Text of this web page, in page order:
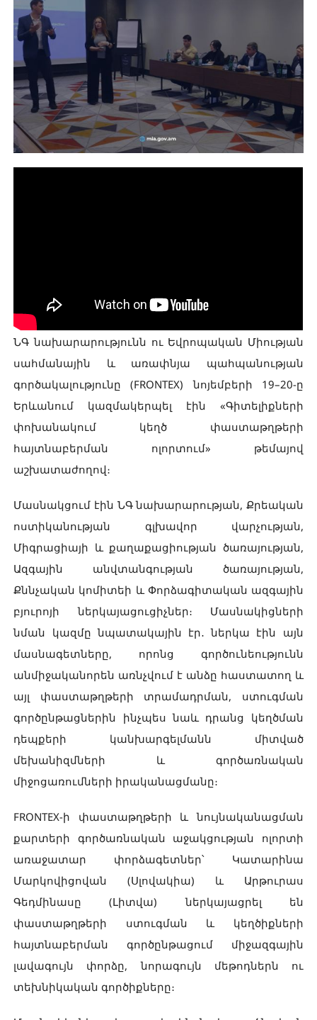
ՆԳ նախարարությունն ու Եվրոպական Միության
սահմանային և առափնյա պահպանության
գործակալությունը (FRONTEX) նոյեմբերի 19–20-ը
Երևանում կազմակերպել էին «Գիտելիքների
փոխանակում կեղծ փաստաթղթերի
հայտնաբերման ոլորտում» թեմայով
աշխատաժողով։
Մասնակցում էին ՆԳ նախարարության, Քրեական
ոստիկանության գլխավոր վարչության,
Միգրացիայի և քաղաքացիության ծառայության,
Ազգային անվտանգության ծառայության,
Քննչական կոմիտեի և Փորձագիտական ազգային
բյուրոյի ներկայացուցիչներ։ Մասնակիցների
նման կազմը նպատակային էր․ ներկա էին այն
մասնագետները, որոնց գործունեությունն
անմիջականորեն առնչվում է անձը հաստատող և
այլ փաստաթղթերի տրամադրման, ստուգման
գործընթացներին ինչպես նաև դրանց կեղծման
դեպքերի կանխարգելմանն միտված
մեխանիզմների և գործառնական
միջոցառումների իրականացմանը։
FRONTEX-ի փաստաթղթերի և նույնականացման
քարտերի գործառնական աջակցության ոլորտի
առաջատար փորձագետներ՝ Կատարինա
Մարկովիցովան (Սլովակիա) և Արթուրաս
Գեդմինասը (Լիտվա) ներկայացրել են
փաստաթղթերի ստուգման և կեղծիքների
հայտնաբերման գործընթացում միջազգային
լավագույն փորձը, նորագույն մեթոդներն ու
տեխնիկական գործիքները։